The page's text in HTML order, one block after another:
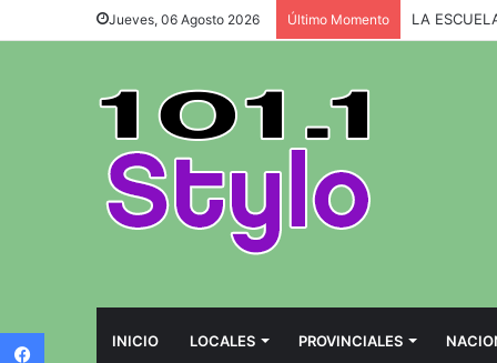
Jueves, 06 Agosto 2026 Último Momento
INICIO LOCALES PROVINCIALES